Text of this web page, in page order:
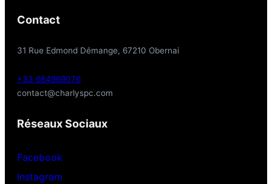
Contact
31 Rue Edmond Démange, 67210 Obernai
+33 684969076
contact@charlyspc.com
Réseaux Sociaux
Facebook
Instagram